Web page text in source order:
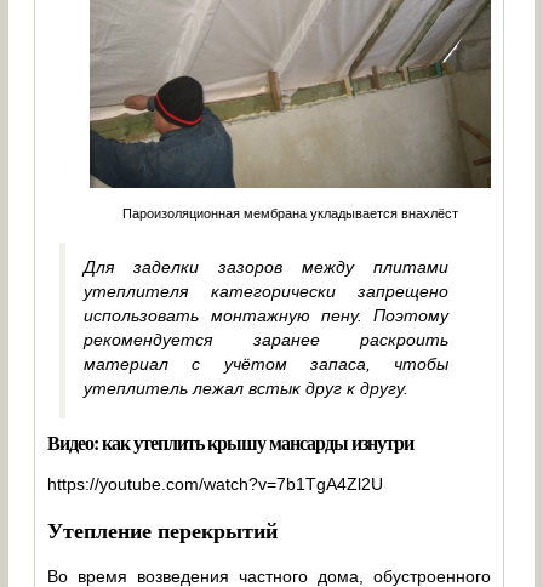
Пароизоляционная мембрана укладывается внахлёст
Для заделки зазоров между плитами
утеплителя категорически запрещено
использовать монтажную пену. Поэтому
рекомендуется заранее раскроить
материал с учётом запаса, чтобы
утеплитель лежал встык друг к другу.
Видео: как утеплить крышу мансарды изнутри
https://youtube.com/watch?v=7b1TgA4Zl2U
Утепление перекрытий
Во время возведения частного дома, обустроенного